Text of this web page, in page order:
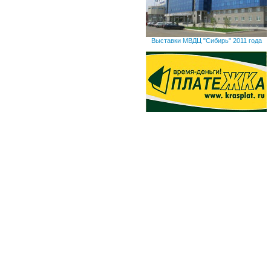
Выставки МВДЦ "Сибирь" 2011 года